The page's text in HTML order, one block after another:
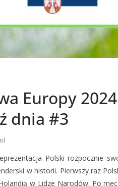
Europy
dnia #3
Polski rozpocznie
w historii. Pierwszy raz
w Lidze Narodów. Po